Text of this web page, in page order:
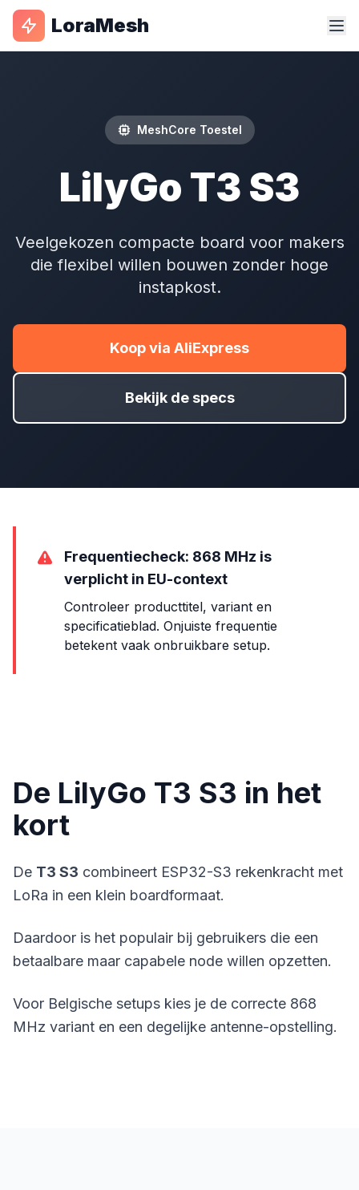
LoraMesh
MeshCore Toestel
LilyGo T3 S3
Veelgekozen compacte board voor makers
die flexibel willen bouwen zonder hoge
instapkost.
Koop via AliExpress
Bekijk de specs
Frequentiecheck: 868 MHz is
verplicht in EU-context
Controleer producttitel, variant en
specificatieblad. Onjuiste frequentie
betekent vaak onbruikbare setup.
De LilyGo T3 S3 in het
kort
De T3 S3 combineert ESP32-S3 rekenkracht met
LoRa in een klein boardformaat.
Daardoor is het populair bij gebruikers die een
betaalbare maar capabele node willen opzetten.
Voor Belgische setups kies je de correcte 868
MHz variant en een degelijke antenne-opstelling.